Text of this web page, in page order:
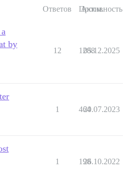
Ответов Просм.
Активность
by
12 1288
05.12.2025
1 464
20.07.2023
1 198
26.10.2022